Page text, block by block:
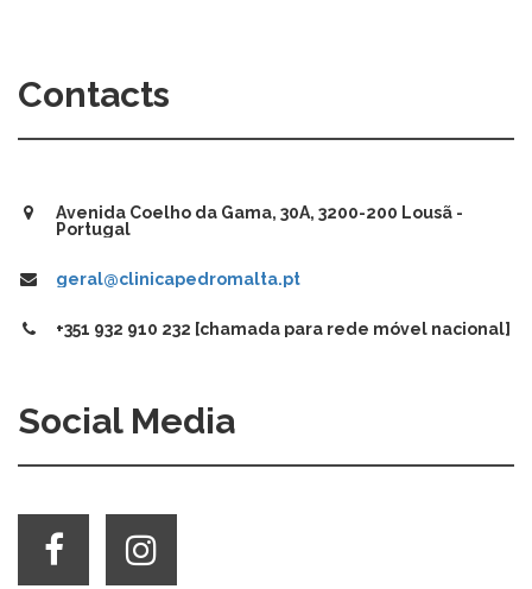
Contacts
Avenida Coelho da Gama, 30A, 3200-200 Lousã -
Portugal
geral@clinicapedromalta.pt
+351 932 910 232 [chamada para rede móvel nacional]
Social Media